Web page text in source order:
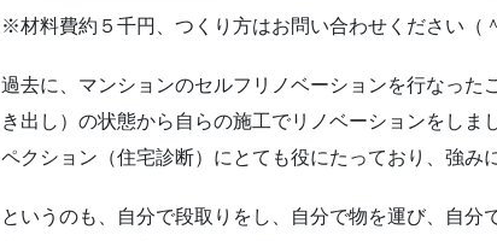
※材料費約５千円、つくり方はお問い合わせください（
過去に、マンションのセルフリノベーションを行なった
き出し）の状態から自らの施工でリノベーションをしま
ペクション（住宅診断）にとても役にたっており、強み
というのも、自分で段取りをし、自分で物を運び、自分